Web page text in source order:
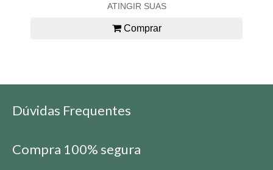
ATINGIR SUAS
Comprar
Dúvidas Frequentes
Compra 100% segura